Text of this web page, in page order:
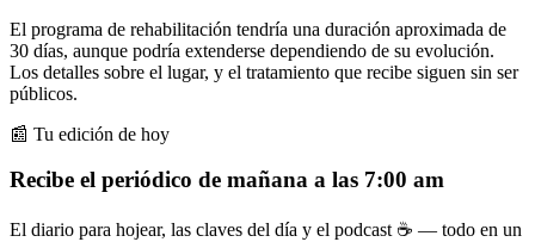
El programa de rehabilitación tendría una duración aproximada de
30 días, aunque podría extenderse dependiendo de su evolución.
Los detalles sobre el lugar, y el tratamiento que recibe siguen sin ser
públicos.
📰 Tu edición de hoy
Recibe el periódico de mañana a las 7:00 am
El diario para hojear, las claves del día y el podcast ☕ — todo en un